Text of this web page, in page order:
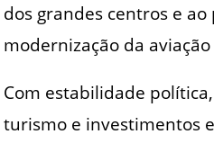
dos grandes centros e ao
modernização da
Com estabilidade
turismo e investimentos